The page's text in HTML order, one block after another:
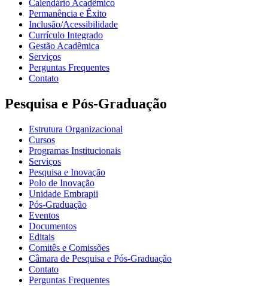
Calendário Acadêmico
Permanência e Êxito
Inclusão/Acessibilidade
Currículo Integrado
Gestão Acadêmica
Serviços
Perguntas Frequentes
Contato
Pesquisa e Pós-Graduação
Estrutura Organizacional
Cursos
Programas Institucionais
Serviços
Pesquisa e Inovação
Polo de Inovação
Unidade Embrapii
Pós-Graduação
Eventos
Documentos
Editais
Comitês e Comissões
Câmara de Pesquisa e Pós-Graduação
Contato
Perguntas Frequentes